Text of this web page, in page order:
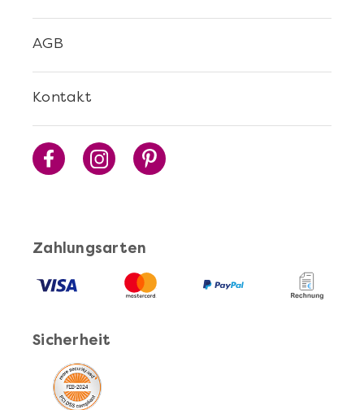
Zahlungsarten
Sicherheit
Kontakt
AGB